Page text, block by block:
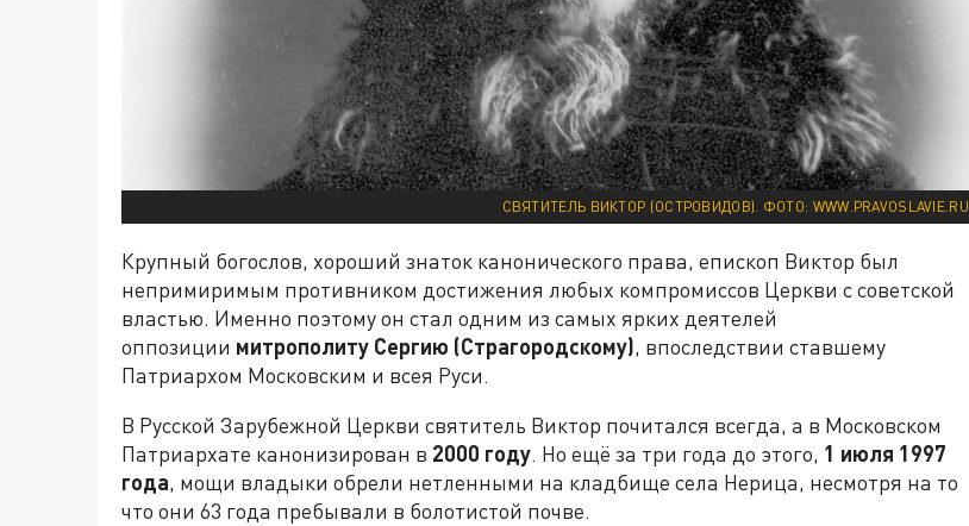
СВЯТИТЕЛЬ ВИКТОР (ОСТРОВИДОВ). ФОТО: WWW.PRAVOSLAVIE.RU
Крупный богослов, хороший знаток канонического права, епископ Виктор был
непримиримым противником достижения любых компромиссов Церкви с советской
властью. Именно поэтому он стал одним из самых ярких деятелей
оппозиции митрополиту Сергию (Страгородскому), впоследствии ставшему
Патриархом Московским и всея Руси.
В Русской Зарубежной Церкви святитель Виктор почитался всегда, а в Московском
Патриархате канонизирован в 2000 году. Но ещё за три года до этого, 1 июля 1997
года, мощи владыки обрели нетленными на кладбище села Нерица, несмотря на то
что они 63 года пребывали в болотистой почве.